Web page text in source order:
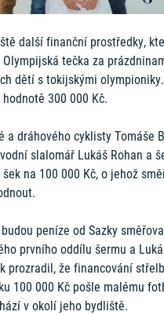
další finanční prostředky,
tečka za
dětí s tokijskými
300 000 Kč.
a dráhového cyklisty Tomáše
slalomář Lukáš Rohan a
na 100 000 Kč, o jehož
peníze od Sazky
prvního oddílu šermu a
prozradil, že financování
100 000 Kč pošle malému
v okolí jeho bydliště.